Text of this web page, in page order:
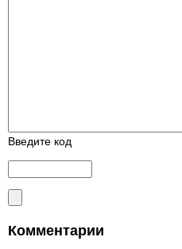
Введите код
Комментарии